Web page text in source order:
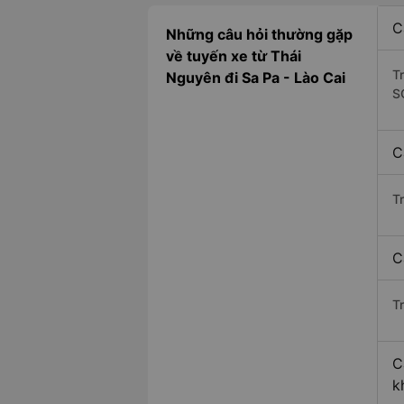
Những câu hỏi thường gặp
về tuyến xe từ Thái
Nguyên đi Sa Pa - Lào Cai